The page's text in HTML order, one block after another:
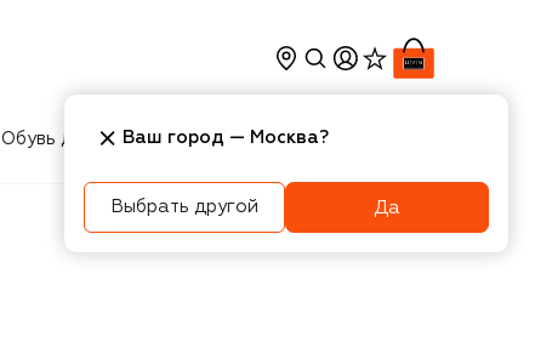
Обувь для мальчиков Игрушки Аксесcуары
Ваш город — Москва?
Выбрать другой Да